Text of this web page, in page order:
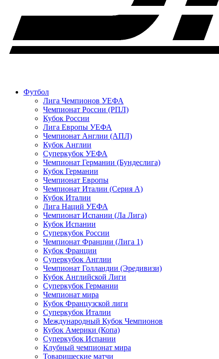
Футбол
Лига Чемпионов УЕФА
Чемпионат России (РПЛ)
Кубок России
Лига Европы УЕФА
Чемпионат Англии (АПЛ)
Кубок Англии
Суперкубок УЕФА
Чемпионат Германии (Бундеслига)
Кубок Германии
Чемпионат Европы
Чемпионат Италии (Серия А)
Кубок Италии
Лига Наций УЕФА
Чемпионат Испании (Ла Лига)
Кубок Испании
Суперкубок России
Чемпионат Франции (Лига 1)
Кубок Франции
Суперкубок Англии
Чемпионат Голландии (Эредивизи)
Кубок Английской Лиги
Суперкубок Германии
Чемпионат мира
Кубок Французской лиги
Суперкубок Италии
Международный Кубок Чемпионов
Кубок Америки (Копа)
Суперкубок Испании
Клубный чемпионат мира
Товарищеские матчи